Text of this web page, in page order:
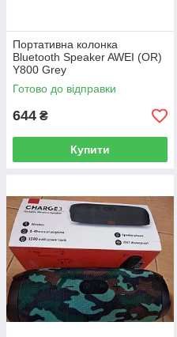
Портативна колонка
Bluetooth Speaker AWEI (OR)
Y800 Grey
Готово до відправки
644 ₴
Купити